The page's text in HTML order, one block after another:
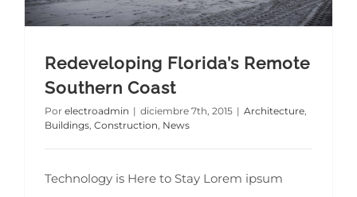
Redeveloping Florida’s Remote
Southern Coast
Por electroadmin | diciembre 7th, 2015 | Architecture,
Buildings, Construction, News
Technology is Here to Stay Lorem ipsum